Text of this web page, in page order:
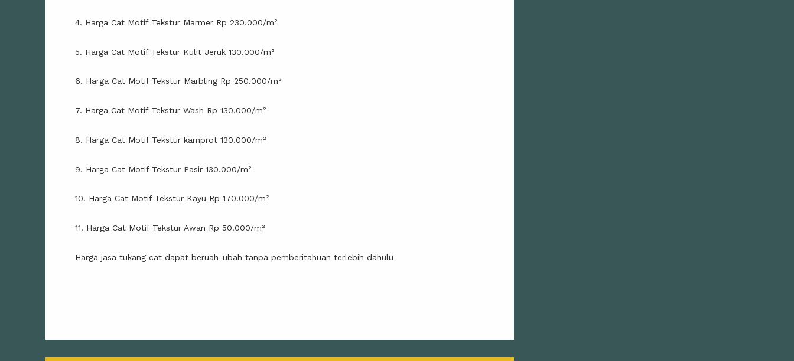
4. Harga Cat Motif Tekstur Marmer Rp 230.000/m²
5. Harga Cat Motif Tekstur Kulit Jeruk 130.000/m²
6. Harga Cat Motif Tekstur Marbling Rp 250.000/m²
7. Harga Cat Motif Tekstur Wash Rp 130.000/m²
8. Harga Cat Motif Tekstur kamprot 130.000/m²
9. Harga Cat Motif Tekstur Pasir 130.000/m²
10. Harga Cat Motif Tekstur Kayu Rp 170.000/m²
11. Harga Cat Motif Tekstur Awan Rp 50.000/m²
Harga jasa tukang cat dapat beruah-ubah tanpa pemberitahuan terlebih dahulu